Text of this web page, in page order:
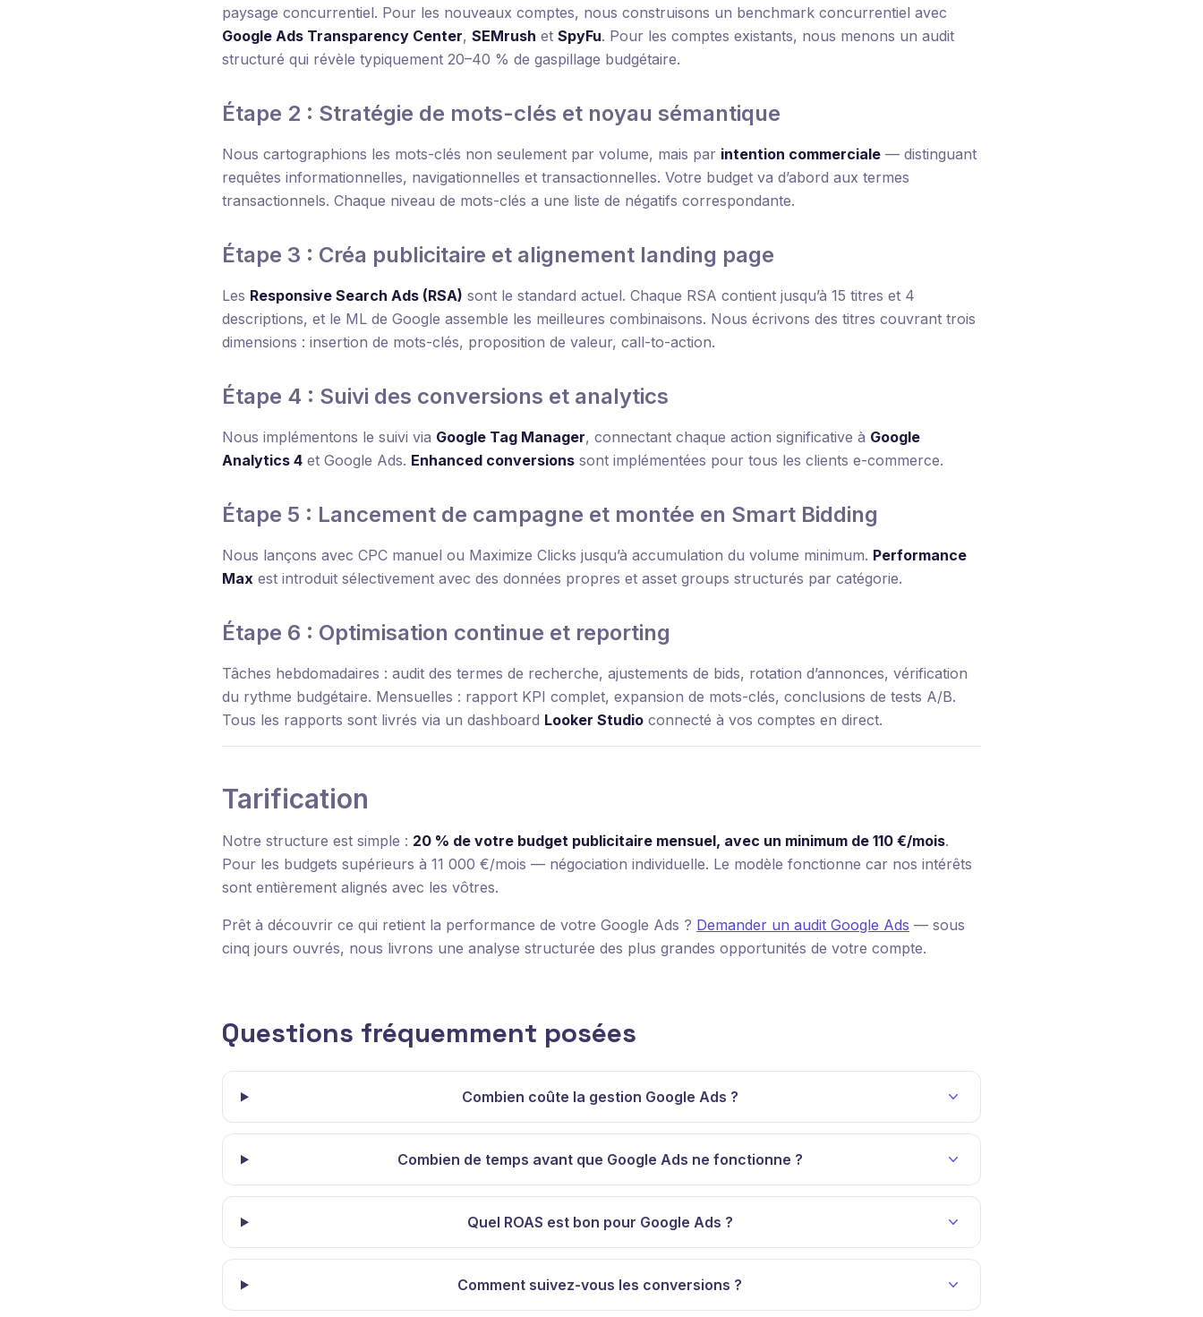
paysage concurrentiel. Pour les nouveaux comptes, nous construisons un benchmark concurrentiel avec
Google Ads Transparency Center, SEMrush et SpyFu. Pour les comptes existants, nous menons un audit
structuré qui révèle typiquement 20–40 % de gaspillage budgétaire.
Étape 2 : Stratégie de mots-clés et noyau sémantique
Nous cartographions les mots-clés non seulement par volume, mais par intention commerciale — distinguant
requêtes informationnelles, navigationnelles et transactionnelles. Votre budget va d’abord aux termes
transactionnels. Chaque niveau de mots-clés a une liste de négatifs correspondante.
Étape 3 : Créa publicitaire et alignement landing page
Les Responsive Search Ads (RSA) sont le standard actuel. Chaque RSA contient jusqu’à 15 titres et 4
descriptions, et le ML de Google assemble les meilleures combinaisons. Nous écrivons des titres couvrant trois
dimensions : insertion de mots-clés, proposition de valeur, call-to-action.
Étape 4 : Suivi des conversions et analytics
Nous implémentons le suivi via Google Tag Manager, connectant chaque action significative à Google
Analytics 4 et Google Ads. Enhanced conversions sont implémentées pour tous les clients e-commerce.
Étape 5 : Lancement de campagne et montée en Smart Bidding
Nous lançons avec CPC manuel ou Maximize Clicks jusqu’à accumulation du volume minimum. Performance
Max est introduit sélectivement avec des données propres et asset groups structurés par catégorie.
Étape 6 : Optimisation continue et reporting
Tâches hebdomadaires : audit des termes de recherche, ajustements de bids, rotation d’annonces, vérification
du rythme budgétaire. Mensuelles : rapport KPI complet, expansion de mots-clés, conclusions de tests A/B.
Tous les rapports sont livrés via un dashboard Looker Studio connecté à vos comptes en direct.
Tarification
Notre structure est simple : 20 % de votre budget publicitaire mensuel, avec un minimum de 110 €/mois.
Pour les budgets supérieurs à 11 000 €/mois — négociation individuelle. Le modèle fonctionne car nos intérêts
sont entièrement alignés avec les vôtres.
Prêt à découvrir ce qui retient la performance de votre Google Ads ? Demander un audit Google Ads — sous
cinq jours ouvrés, nous livrons une analyse structurée des plus grandes opportunités de votre compte.
Questions fréquemment posées
Combien coûte la gestion Google Ads ?
Combien de temps avant que Google Ads ne fonctionne ?
Quel ROAS est bon pour Google Ads ?
Comment suivez-vous les conversions ?